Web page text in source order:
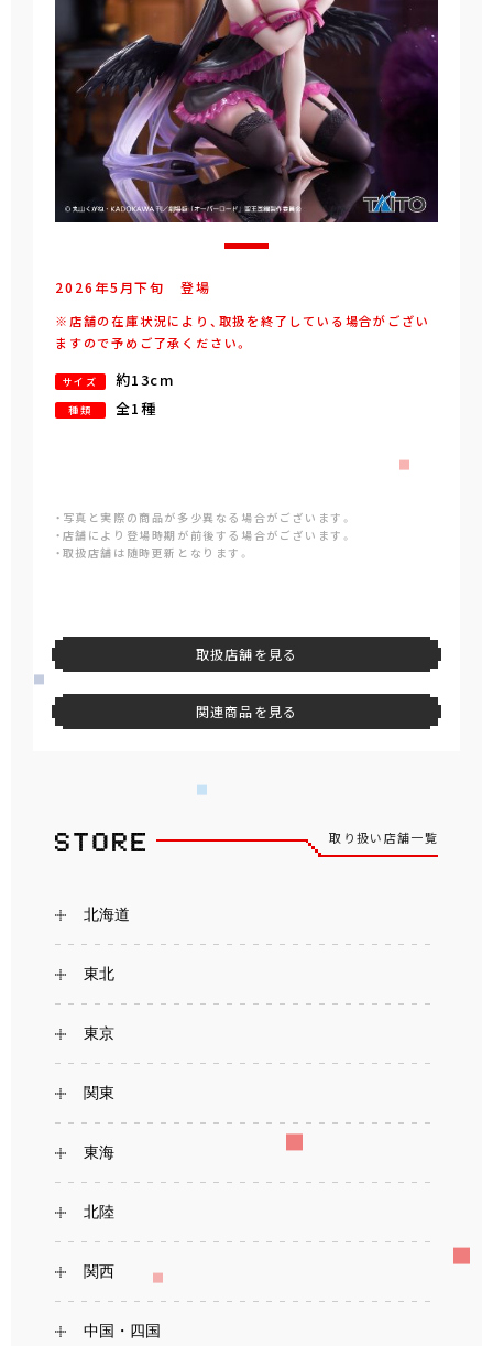
2026年5 月下旬 登場
※店舗の在庫状況により、取扱を終了している場合がござい
ますので予めご了承ください。
サイズ 約13cm
種類 全1種
・写真と実際の商品が多少異なる場合がございます。
・店舗により登場時期が前後する場合がございます。
・取扱店舗は随時更新となります。
取扱店舗を見る
関連商品を見る
取り扱い店舗一覧
北海道
東北
東京
関東
東海
北陸
関西
中国・四国